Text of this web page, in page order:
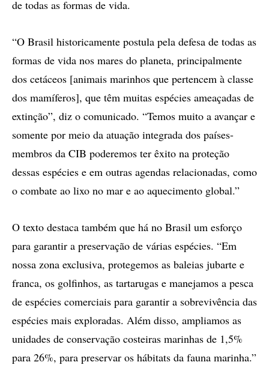
de todas as formas de vida.
“O Brasil historicamente postula pela defesa de todas as
formas de vida nos mares do planeta, principalmente
dos cetáceos [animais marinhos que pertencem à classe
dos mamíferos], que têm muitas espécies ameaçadas de
extinção”, diz o comunicado. “Temos muito a avançar e
somente por meio da atuação integrada dos países-
membros da CIB poderemos ter êxito na proteção
dessas espécies e em outras agendas relacionadas, como
o combate ao lixo no mar e ao aquecimento global.”
O texto destaca também que há no Brasil um esforço
para garantir a preservação de várias espécies. “Em
nossa zona exclusiva, protegemos as baleias jubarte e
franca, os golfinhos, as tartarugas e manejamos a pesca
de espécies comerciais para garantir a sobrevivência das
espécies mais exploradas. Além disso, ampliamos as
unidades de conservação costeiras marinhas de 1,5%
para 26%, para preservar os hábitats da fauna marinha.”